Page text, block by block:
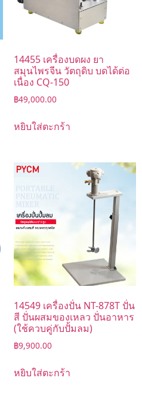
14455 เครื่องบดผง ยา
สมุนไพรจีน วัตถุดิบ บดได้ต่อ
เนื่อง CQ-150
฿49,000.00
หยิบใส่ตะกร้า
14549 เครื่องปั่น NT-878T ปั่น
สี ปั่นผสมของเหลว ปั่นอาหาร
(ใช้ควบคู่กับปั้มลม)
฿9,900.00
หยิบใส่ตะกร้า